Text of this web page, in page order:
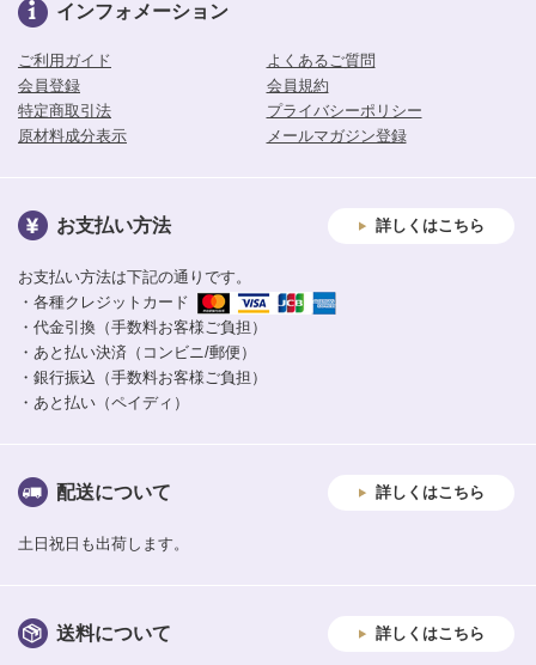
インフォメーション
ご利用ガイド
よくあるご質問
会員登録
会員規約
特定商取引法
プライバシーポリシー
原材料成分表示
メールマガジン登録
お支払い方法 詳しくはこちら
お支払い方法は下記の通りです。
・各種クレジットカード
・代金引換（手数料お客様ご負担）
・あと払い決済（コンビニ/郵便）
・銀行振込（手数料お客様ご負担）
・あと払い（ペイディ）
配送について 詳しくはこちら
土日祝日も出荷します。
送料について 詳しくはこちら